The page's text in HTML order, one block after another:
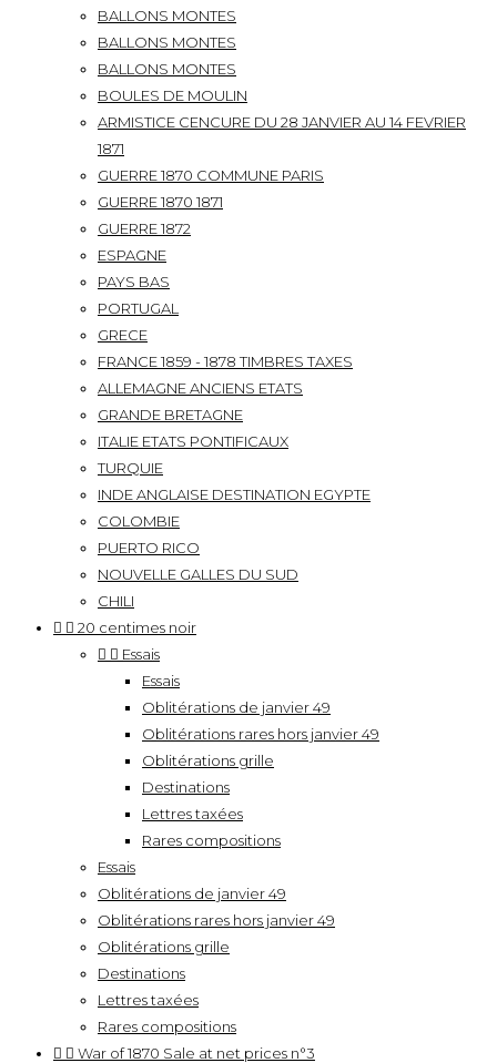
BALLONS MONTES
BALLONS MONTES
BALLONS MONTES
BOULES DE MOULIN
ARMISTICE CENCURE DU 28 JANVIER AU 14 FEVRIER
1871
GUERRE 1870 COMMUNE PARIS
GUERRE 1870 1871
GUERRE 1872
ESPAGNE
PAYS BAS
PORTUGAL
GRECE
FRANCE 1859 - 1878 TIMBRES TAXES
ALLEMAGNE ANCIENS ETATS
GRANDE BRETAGNE
ITALIE ETATS PONTIFICAUX
TURQUIE
INDE ANGLAISE DESTINATION EGYPTE
COLOMBIE
PUERTO RICO
NOUVELLE GALLES DU SUD
CHILI
  20 centimes noir
  Essais
Essais
Oblitérations de janvier 49
Oblitérations rares hors janvier 49
Oblitérations grille
Destinations
Lettres taxées
Rares compositions
Essais
Oblitérations de janvier 49
Oblitérations rares hors janvier 49
Oblitérations grille
Destinations
Lettres taxées
Rares compositions
  War of 1870 Sale at net prices n°3